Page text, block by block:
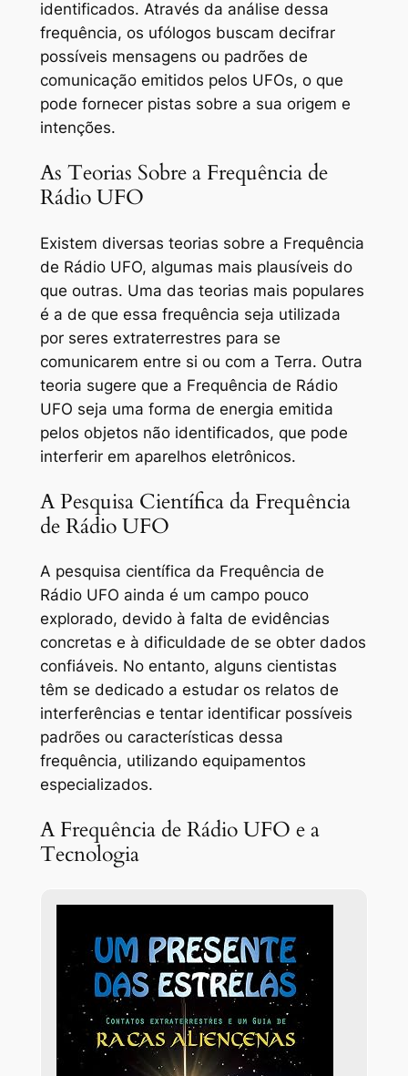
identificados. Através da análise dessa
frequência, os ufólogos buscam decifrar
possíveis mensagens ou padrões de
comunicação emitidos pelos UFOs, o que
pode fornecer pistas sobre a sua origem e
intenções.
As Teorias Sobre a Frequência de
Rádio UFO
Existem diversas teorias sobre a Frequência
de Rádio UFO, algumas mais plausíveis do
que outras. Uma das teorias mais populares
é a de que essa frequência seja utilizada
por seres extraterrestres para se
comunicarem entre si ou com a Terra. Outra
teoria sugere que a Frequência de Rádio
UFO seja uma forma de energia emitida
pelos objetos não identificados, que pode
interferir em aparelhos eletrônicos.
A Pesquisa Científica da Frequência
de Rádio UFO
A pesquisa científica da Frequência de
Rádio UFO ainda é um campo pouco
explorado, devido à falta de evidências
concretas e à dificuldade de se obter dados
confiáveis. No entanto, alguns cientistas
têm se dedicado a estudar os relatos de
interferências e tentar identificar possíveis
padrões ou características dessa
frequência, utilizando equipamentos
especializados.
A Frequência de Rádio UFO e a
Tecnologia